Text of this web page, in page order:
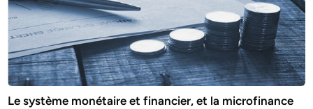
Le système monétaire et financier, et la microfinance